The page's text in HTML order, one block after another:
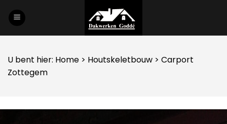
U bent hier: Home > Houtskeletbouw > Carport
Zottegem